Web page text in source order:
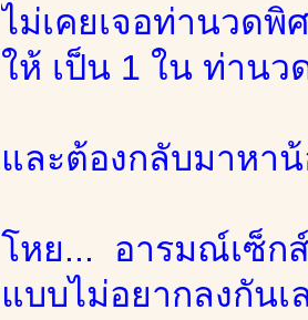
ไม่เคยเจอท่านวด
ให้ เป็น 1 ใน ท่านว
และต้องกลับมาหา
โหย... อารมณ์เซ็ก
แบบไม่อยากลงกันเ